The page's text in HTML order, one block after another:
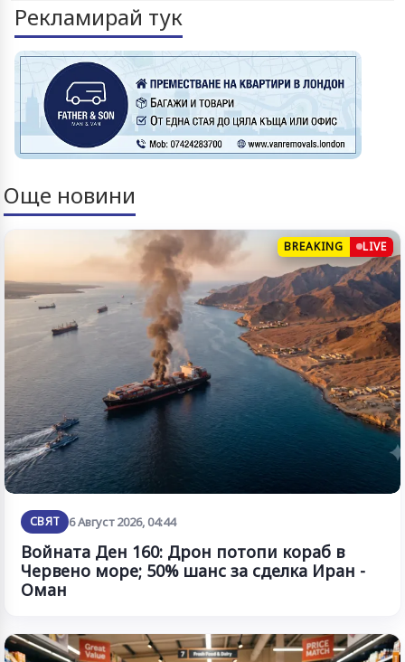
Рекламирай тук
Още новини
BREAKING LIVE
СВЯТ 6 Август 2026, 04:44
Войната Ден 160: Дрон потопи кораб в
Червено море; 50% шанс за сделка Иран -
Оман